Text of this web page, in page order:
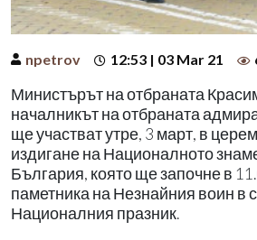
npetrov 12:53 | 03 Mar 21
Министърът на отбраната
началникът на отбраната
ще участват утре, 3 март, в
издигане на Националното
България, която ще започне в
паметника на Незнайния воин в
Националния празник.